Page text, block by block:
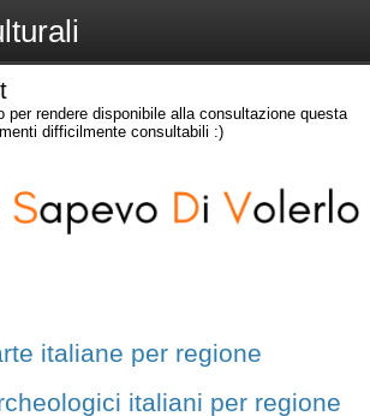
per rendere disponibile alla consultazione questa
difficilmente consultabili :)
italiane per regione
italiani per regione